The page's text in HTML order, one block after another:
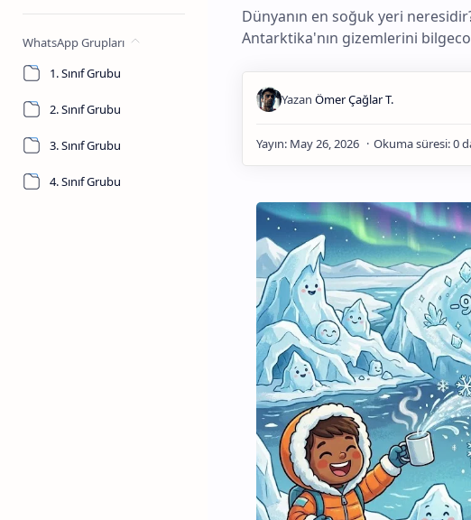
WhatsApp Grupları
1. Sınıf Grubu
2. Sınıf Grubu
3. Sınıf Grubu
4. Sınıf Grubu
Dünyanın en soğuk yeri
Antarktika'nın gizemlerini